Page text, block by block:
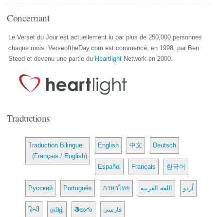
Concernant
Le Verset du Jour est actuellement lu par plus de 250,000 personnes
chaque mois. VerseoftheDay.com est commencé, en 1998, par Ben
Steed et devenu une partie du Heartlight Network en 2000.
Traductions
Traduction Bilingue:
(Français / English)
English 中文 Deutsch
Español Français 한국어
Русский Português ภาษาไทย اللغة العربية اُردو
हिन्दी தமிழ் తెలుగు فارسی